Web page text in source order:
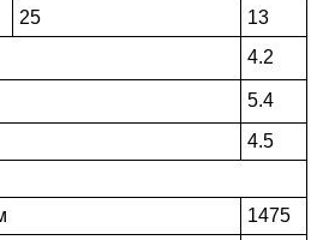
25
13
4.2
5.4
4.5
1475